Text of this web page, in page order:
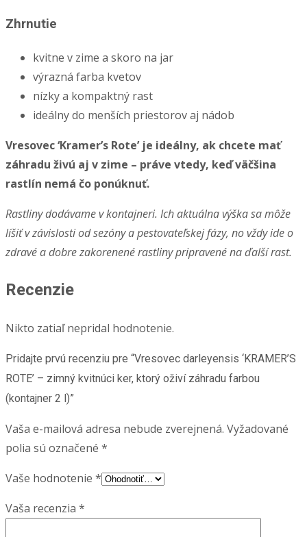
Zhrnutie
kvitne v zime a skoro na jar
výrazná farba kvetov
nízky a kompaktný rast
ideálny do menších priestorov aj nádob
Vresovec ‘Kramer’s Rote’ je ideálny, ak chcete mať
záhradu živú aj v zime – práve vtedy, keď väčšina
rastlín nemá čo ponúknuť.
Rastliny dodávame v kontajneri. Ich aktuálna výška sa môže
líšiť v závislosti od sezóny a pestovateľskej fázy, no vždy ide o
zdravé a dobre zakorenené rastliny pripravené na ďalší rast.
Recenzie
Nikto zatiaľ nepridal hodnotenie.
Pridajte prvú recenziu pre “Vresovec darleyensis ‘KRAMER’S
ROTE’ – zimný kvitnúci ker, ktorý oživí záhradu farbou
(kontajner 2 l)”
Vaša e-mailová adresa nebude zverejnená. Vyžadované
polia sú označené *
Vaše hodnotenie *
Vaša recenzia *